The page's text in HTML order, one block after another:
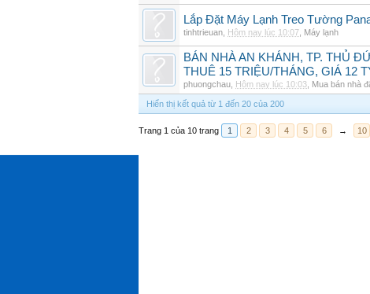
Lắp Đặt Máy Lạnh Treo Tường
tinhtrieuan Hôm nay lúc 10:07 Máy lạnh
BÁN NHÀ AN KHÁNH, TP. THỦ
THUÊ 15 TRIỆU/THÁNG, GIÁ 12
phuongchau Hôm nay lúc 10:03 Mua bán nhà
Hiển thị kết quả từ 1 đến 20 của 200
Trang 1 của 10 trang 1 2 3 4 5 6 → 10